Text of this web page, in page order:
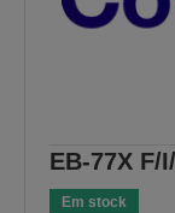
EB-77X F/
Em stock